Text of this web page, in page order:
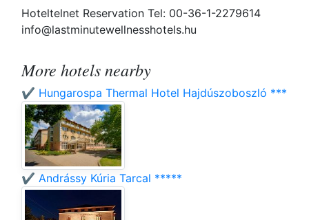
Hoteltelnet Reservation Tel: 00-36-1-2279614
info@lastminutewellnesshotels.hu
More hotels nearby
✔️ Hungarospa Thermal Hotel Hajdúszoboszló ***
✔️ Andrássy Kúria Tarcal *****